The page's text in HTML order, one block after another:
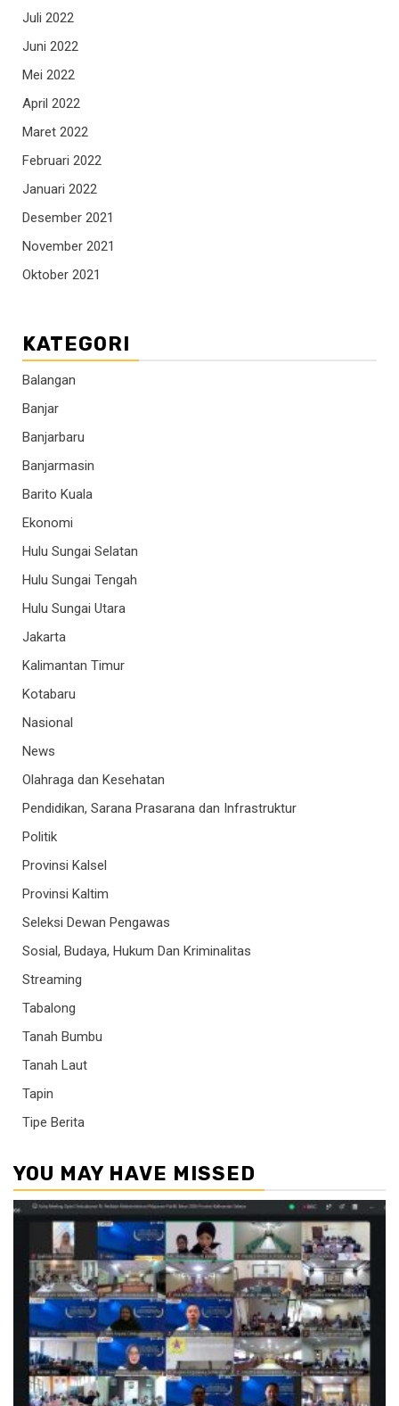
Juli 2022
Juni 2022
Mei 2022
April 2022
Maret 2022
Februari 2022
Januari 2022
Desember 2021
November 2021
Oktober 2021
KATEGORI
Balangan
Banjar
Banjarbaru
Banjarmasin
Barito Kuala
Ekonomi
Hulu Sungai Selatan
Hulu Sungai Tengah
Hulu Sungai Utara
Jakarta
Kalimantan Timur
Kotabaru
Nasional
News
Olahraga dan Kesehatan
Pendidikan, Sarana Prasarana dan Infrastruktur
Politik
Provinsi Kalsel
Provinsi Kaltim
Seleksi Dewan Pengawas
Sosial, Budaya, Hukum Dan Kriminalitas
Streaming
Tabalong
Tanah Bumbu
Tanah Laut
Tapin
Tipe Berita
YOU MAY HAVE MISSED